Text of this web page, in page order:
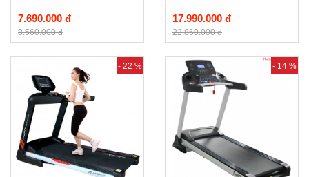
7.690.000 đ
8.560.000 đ
17.990.000 đ
22.860.000 đ
- 22 % - 14 %